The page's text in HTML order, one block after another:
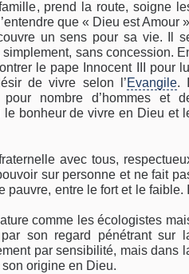
prend la route, soigne
que « Dieu est Amour
un sens pour sa vie. Il
sans concession.
le pape Innocent III pour
de vivre selon l’Evangile.
nombre d’hommes et
bonheur de vivre en Dieu et
avec tous,
sur personne et ne fait
pauvre, entre le fort et le faible.
comme les écologistes
son regard pénétrant sur
par sensibilité, mais dans
origine en Dieu.